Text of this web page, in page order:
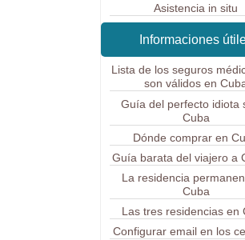
Asistencia in situ
Informaciones
Lista de los seguros
son válidos en
Guía del perfecto idiota
Cuba
Dónde comprar en
Guía barata del viajero a
La residencia
Cuba
Las tres residencias en
Configurar email en los